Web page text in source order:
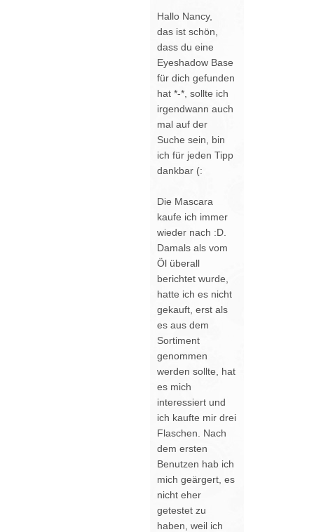
Hallo Nancy,
das ist schön,
dass du eine
Eyeshadow Base
für dich gefunden
hat *-*, sollte ich
irgendwann auch
mal auf der
Suche sein, bin
ich für jeden Tipp
dankbar (:
Die Mascara
kaufe ich immer
wieder nach :D.
Damals als vom
Öl überall
berichtet wurde,
hatte ich es nicht
gekauft, erst als
es aus dem
Sortiment
genommen
werden sollte, hat
es mich
interessiert und
ich kaufte mir drei
Flaschen. Nach
dem ersten
Benutzen hab ich
mich geärgert, es
nicht eher
getestet zu
haben, weil ich